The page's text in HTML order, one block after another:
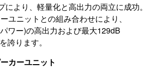
より、軽量化と高出力の両立に成功。
ユニットとの組み合わせにより、
ワー)の高出力および最大129dB
誇ります。
カーユニット